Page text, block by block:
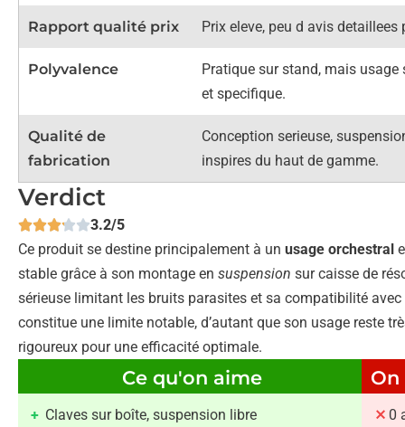
Rapport qualité prix Prix eleve, peu d avis detaillees
Polyvalence
Pratique sur stand, mais usage
et specifique.
Qualité de
fabrication
Conception serieuse,
inspires du haut de gamme.
Verdict
3.2/5
Ce produit se destine principalement à un usage orchestral
stable grâce à son montage en suspension sur caisse de
sérieuse limitant les bruits parasites et sa compatibilité avec
constitue une limite notable, d’autant que son usage reste
rigoureux pour une efficacité optimale.
Ce qu'on aime
Claves sur boîte, suspension libre 0